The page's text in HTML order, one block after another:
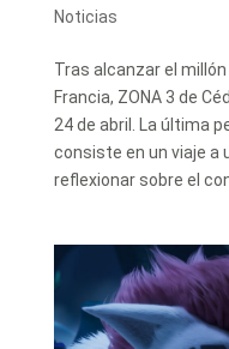
Noticias
Tras alcanzar el
Francia, ZONA 3 de
24 de abril. La última
consiste en un viaje a
reflexionar sobre el